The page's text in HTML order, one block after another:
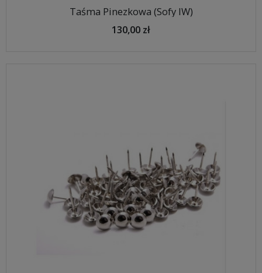
Taśma Pinezkowa (Sofy IW)
130,00 zł